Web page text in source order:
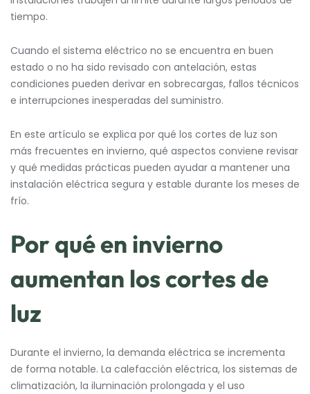
tiempo.
Cuando el sistema eléctrico no se encuentra en buen
estado o no ha sido revisado con antelación, estas
condiciones pueden derivar en sobrecargas, fallos técnicos
e interrupciones inesperadas del suministro.
En este artículo se explica por qué los cortes de luz son
más frecuentes en invierno, qué aspectos conviene revisar
y qué medidas prácticas pueden ayudar a mantener una
instalación eléctrica segura y estable durante los meses de
frío.
Por qué en invierno
aumentan los cortes de
luz
Durante el invierno, la demanda eléctrica se incrementa
de forma notable. La calefacción eléctrica, los sistemas de
climatización, la iluminación prolongada y el uso